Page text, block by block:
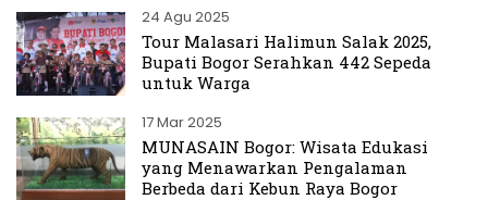
24 Agu 2025
Tour Malasari Halimun Salak 2025,
Bupati Bogor Serahkan 442 Sepeda
untuk Warga
17 Mar 2025
MUNASAIN Bogor: Wisata Edukasi
yang Menawarkan Pengalaman
Berbeda dari Kebun Raya Bogor